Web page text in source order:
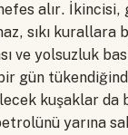
alır.
sıkı kurallara
ve yolsuzluk
gün
kuşaklar da
yarına